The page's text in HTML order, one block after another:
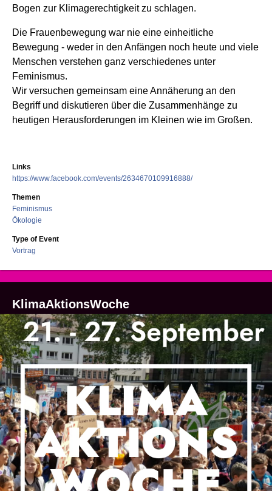
Bogen zur Klimagerechtigkeit zu schlagen.
Die Frauenbewegung war nie eine einheitliche
Bewegung - weder in den Anfängen noch heute und viele
Menschen verstehen ganz verschiedenes unter
Feminismus.
Wir versuchen gemeinsam eine Annäherung an den
Begriff und diskutieren über die Zusammenhänge zu
heutigen Herausforderungen im Kleinen wie im Großen.
Links
https://www.facebook.com/events/2634670109916888/
Themen
Feminismus
Ökologie
Type of Event
Vortrag
KlimaAktionsWoche